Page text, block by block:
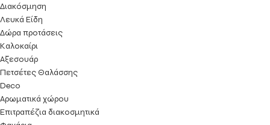
Διακόσμηση
Λευκά Είδη
Δώρα προτάσεις
Kαλοκαίρι
Αξεσουάρ
Πετσέτες Θαλάσσης
Deco
Αρωματικά χώρου
Επιτραπέζια διακοσμητικά